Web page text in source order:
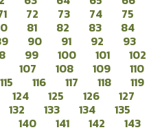
72 73 74
75
81 82 83
84
90 91 92
93
99 100 101
102
107 108 109
110
115 116 117 118
119
124 125 126
127
132 133 134
135
140 141 142 143